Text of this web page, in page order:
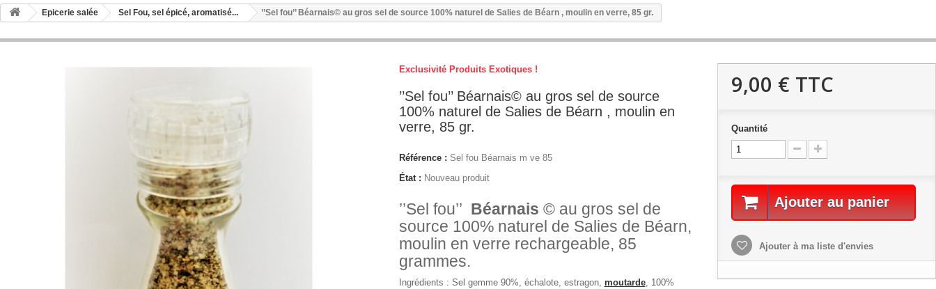
Epicerie salée Sel Fou, sel épicé, aromatisé... ’’Sel fou’’ Béarnais© au gros sel de source 100% naturel de Salies de Béarn , moulin en verre, 85 gr.
Exclusivité Produits Exotiques !
’’Sel fou’’ Béarnais© au gros sel de source
100% naturel de Salies de Béarn , moulin en
verre, 85 gr.
Référence : Sel fou Béarnais m ve 85
État : Nouveau produit
’’Sel fou’’ Béarnais © au gros sel de
source 100% naturel de Salies de Béarn,
moulin en verre rechargeable, 85
grammes.
Ingrédients : Sel gemme 90%, échalote, estragon, moutarde, 100%
9,00 € TTC
Quantité
Ajouter au panier
Ajouter à ma liste d'envies